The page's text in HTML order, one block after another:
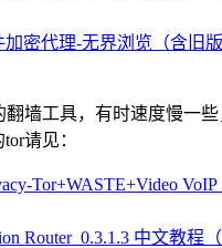
加密代理-无界浏览（含旧
翻墙工具，有时速度慢一
请见：
Tor+WASTE+Video
Router_0.3.1.3 中文教程